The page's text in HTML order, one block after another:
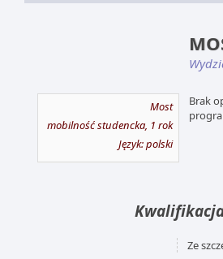
Most
mobilność studencka, 1 rok
Język: polski
Brak
Ze